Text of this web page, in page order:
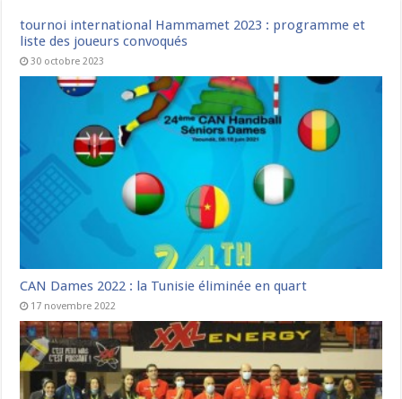
tournoi international Hammamet 2023 : programme et
liste des joueurs convoqués
30 octobre 2023
CAN Dames 2022 : la Tunisie éliminée en quart
17 novembre 2022